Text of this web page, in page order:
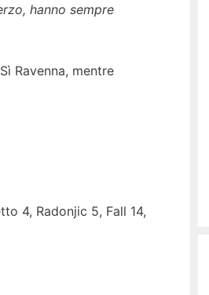
hanno sempre
Ravenna, mentre
4, Radonjic 5, Fall 14,